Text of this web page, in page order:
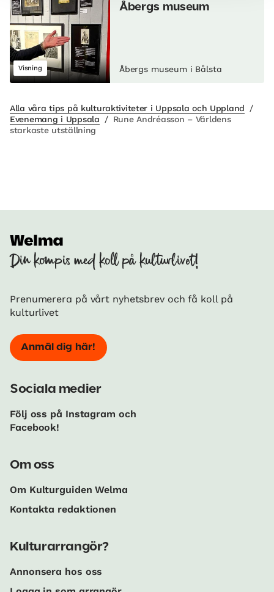
Visning
Åbergs museum
Åbergs museum i Bålsta
Alla våra tips på kulturaktiviteter i Uppsala och Uppland
/
Evenemang i Uppsala
/ Rune Andréasson – Världens
starkaste utställning
Din kompis med koll på kulturlivet!
Prenumerera på vårt nyhetsbrev och få koll på
kulturlivet
Anmäl dig här!
Sociala medier
Följ oss på Instagram och
Facebook!
Om oss
Om Kulturguiden Welma
Kontakta redaktionen
Kulturarrangör?
Annonsera hos oss